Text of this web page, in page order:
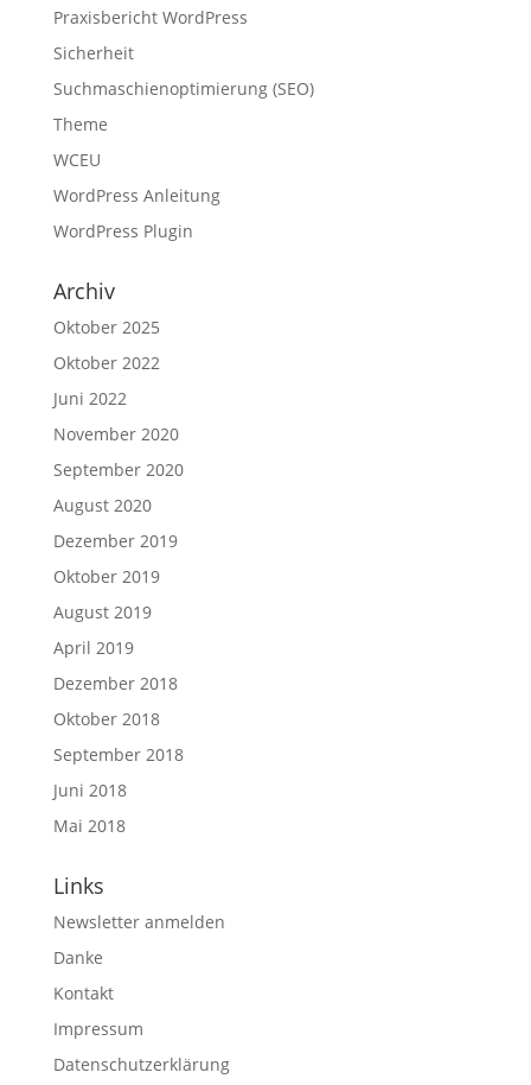
Praxisbericht WordPress
Sicherheit
Suchmaschienoptimierung (SEO)
Theme
WCEU
WordPress Anleitung
WordPress Plugin
Archiv
Oktober 2025
Oktober 2022
Juni 2022
November 2020
September 2020
August 2020
Dezember 2019
Oktober 2019
August 2019
April 2019
Dezember 2018
Oktober 2018
September 2018
Juni 2018
Mai 2018
Links
Newsletter anmelden
Danke
Kontakt
Impressum
Datenschutz­erklärung